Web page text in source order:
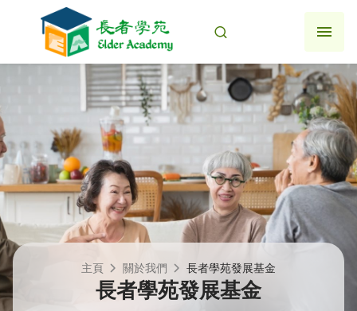
要
主頁 關於我們 長者學苑發展基金
長者學苑發展基金